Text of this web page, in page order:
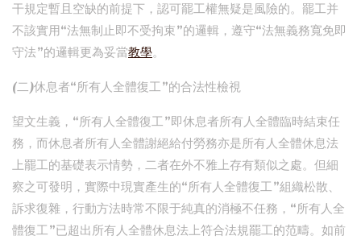
干規定暫且空缺的前提下，認可罷工權無疑是風險的。罷工并
不該實用“法無制止即不受拘束”的邏輯，遵守“法無義務寬免即
守法”的邏輯更為妥當教學。
(二)休息者“所有人全體復工”的合法性檢視
望文生義，“所有人全體復工”即休息者所有人全體臨時結束任
務，而休息者所有人全體謝絕給付勞務亦是所有人全體休息法
上罷工的基礎表示情勢，二者在外不雅上存有類似之處。但細
察之可發明，實際中現實產生的“所有人全體復工”組織松散、
訴求復雜，行動方法時常不限于純真的消極不任務，“所有人全
體復工”已超出所有人全體休息法上符合法規罷工的范疇。如前